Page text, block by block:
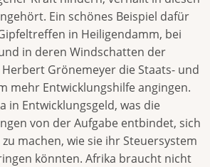
Ein schönes Beispiel dafür
in Heiligendamm, bei
in deren Windschatten der
Grönemeyer die Staats- und
mehr Entwicklungshilfe angingen.
in Entwicklungsgeld, was die
von der Aufgabe entbindet, sich
machen, wie sie ihr Steuersystem
könnten. Afrika braucht nicht